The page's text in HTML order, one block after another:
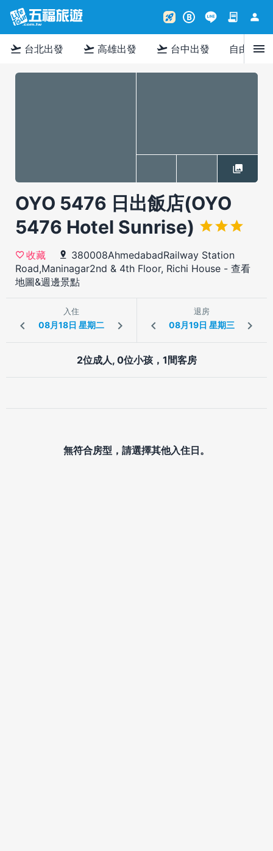
rocket_launch B contract person
flight_takeoff 台北出發 flight_takeoff 高雄出發 flight_takeoff 台中出發 自由行menu
OYO 5476 日出飯店(OYO
5476 Hotel Sunrise)
收藏
380008AhmedabadRailway Station
Road,Maninagar2nd & 4th Floor, Richi House - 查看
地圖&週邊景點
入住 退房
2位成人, 0位小孩，1間客房
無符合房型，請選擇其他入住日。